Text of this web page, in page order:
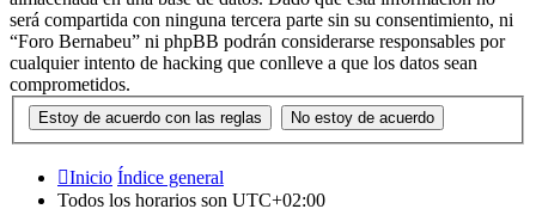
será compartida con ninguna tercera parte sin su consentimiento, ni
“Foro Bernabeu” ni phpBB podrán considerarse responsables por
cualquier intento de hacking que conlleve a que los datos sean
comprometidos.
Inicio Índice general
Todos los horarios son UTC+02:00